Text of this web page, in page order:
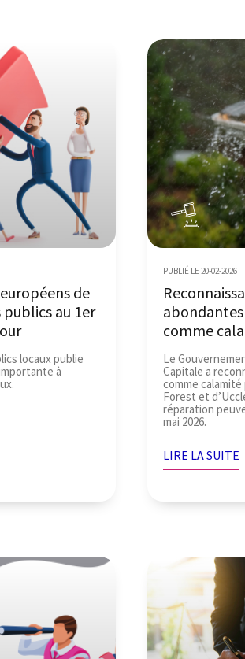
de
au 1er
locaux publie
à
comme
PUBLIÉ LE 20-02-2026
Le
Capitale a
comme
Forest et
réparation
mai 2026.
LIRE LA SUITE